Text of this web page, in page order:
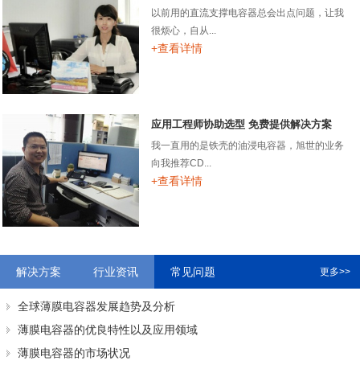
以前用的直流支撑电容器总会出点问题，让我
很烦心，自从...
+查看详情
应用工程师协助选型 免费提供解决方案
我一直用的是铁壳的油浸电容器，旭世的业务
向我推荐CD...
+查看详情
解决方案 行业资讯 常见问题 更多>>
全球薄膜电容器发展趋势及分析
薄膜电容器的优良特性以及应用领域
薄膜电容器的市场状况